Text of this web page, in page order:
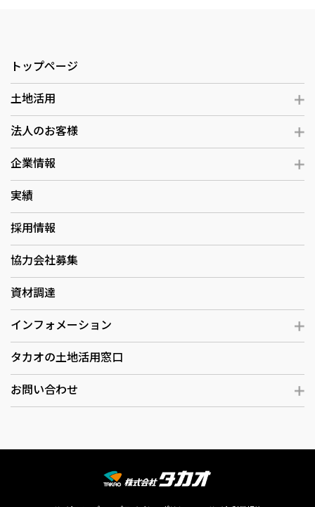
トップページ
土地活用
法人のお客様
企業情報
実績
採用情報
協力会社募集
資材調達
インフォメーション
タカオの土地活用窓口
お問い合わせ